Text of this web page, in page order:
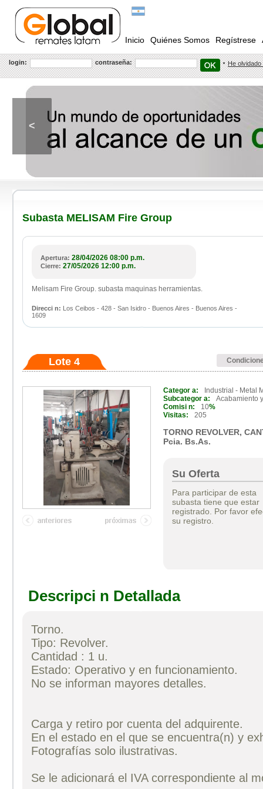
Inicio Quiénes Somos Regístrese
login: contraseña: He
<
Subasta MELISAM Fire Group
Apertura: 28/04/2026 08:00 p.m.
Cierre: 27/05/2026 12:00 p.m.
Melisam Fire Group. subasta maquinas herramientas.
Direcci n: Los Ceibos - 428 - San Isidro - Buenos Aires - Buenos Aires -
1609
Lote 4
Categor a:
Industrial - Metal
Subcategor a:
Acabamiento
Comisi n:
10%
Visitas:
205
TORNO REVOLVER,
Pcia. Bs.As.
Su Oferta
Para participar de esta
subasta tiene que estar
registrado. Por favor
su registro.
Descripci n Detallada
Torno.
Tipo: Revolver.
Cantidad : 1 u.
Estado: Operativo y en funcionamiento.
No se informan mayores detalles.
Carga y retiro por cuenta del adquirente.
En el estado en el que se encuentra(n) y
Fotografías solo ilustrativas.
Se le adicionará el IVA correspondiente al